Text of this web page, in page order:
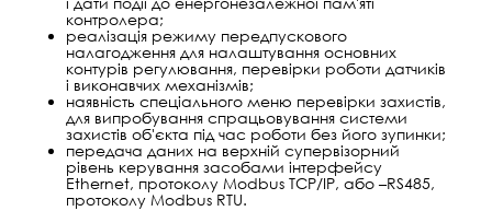
контролера;
реалізація режиму передпускового
налагодження для налаштування основних
контурів регулювання, перевірки роботи датчиків
і виконавчих механізмів;
наявність спеціального меню перевірки захистів,
для випробування спрацьовування системи
захистів об'єкта під час роботи без його зупинки;
передача даних на верхній супервізорний
рівень керування засобами інтерфейсу
Ethernet, протоколу Modbus TCP/IP, або –RS485,
протоколу Modbus RTU.